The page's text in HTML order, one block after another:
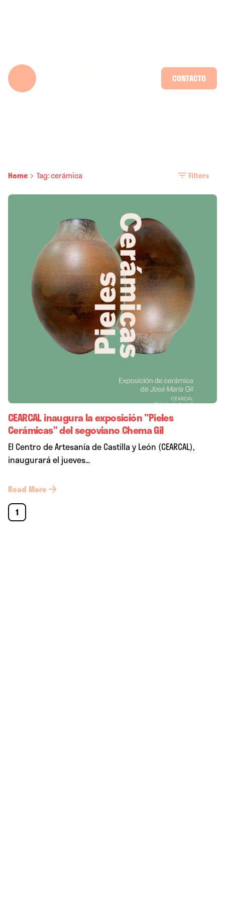
CONTACTO
Home Tag: cerámica Filters
CEARCAL inaugura la exposición "Pieles
Cerámicas" del segoviano Chema Gil
El Centro de Artesanía de Castilla y León (CEARCAL),
inaugurará el jueves...
Read More
1